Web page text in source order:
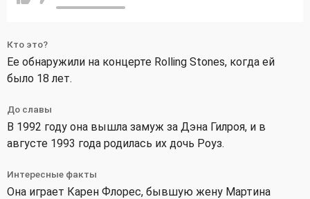
Кто это?
Ее обнаружили на концерте Rolling Stones, когда ей
было 18 лет.
До славы
В 1992 году она вышла замуж за Дэна Гилроя, и в
августе 1993 года родилась их дочь Роуз.
Интересные факты
Она играет Карен Флорес, бывшую жену Мартина